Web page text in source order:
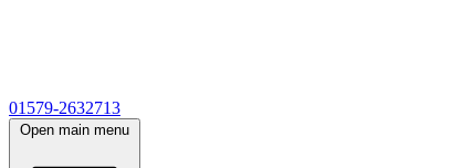
01579-2632713
Open main menu